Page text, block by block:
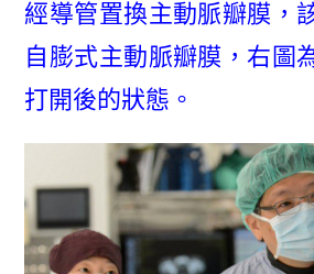
經導管置換主動脈瓣膜，
自膨式主動脈瓣膜，右圖
打開後的狀態。